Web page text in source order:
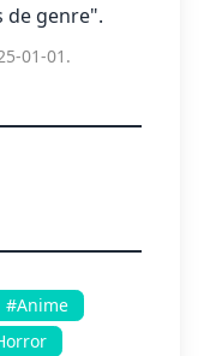
de genre".
01-01.
#Anime